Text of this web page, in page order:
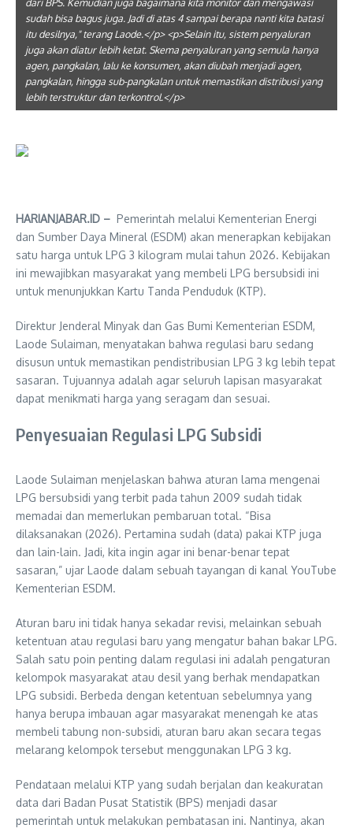
sudah bisa bagus juga. Jadi di atas 4 sampai berapa nanti kita batasi
itu desilnya," terang Laode.</p> <p>Selain itu, sistem penyaluran
juga akan diatur lebih ketat. Skema penyaluran yang semula hanya
agen, pangkalan, lalu ke konsumen, akan diubah menjadi agen,
pangkalan, hingga sub-pangkalan untuk memastikan distribusi yang
lebih terstruktur dan terkontrol.</p>
HARIANJABAR.ID – Pemerintah melalui Kementerian Energi
dan Sumber Daya Mineral (ESDM) akan menerapkan kebijakan
satu harga untuk LPG 3 kilogram mulai tahun 2026. Kebijakan
ini mewajibkan masyarakat yang membeli LPG bersubsidi ini
untuk menunjukkan Kartu Tanda Penduduk (KTP).
Direktur Jenderal Minyak dan Gas Bumi Kementerian ESDM,
Laode Sulaiman, menyatakan bahwa regulasi baru sedang
disusun untuk memastikan pendistribusian LPG 3 kg lebih tepat
sasaran. Tujuannya adalah agar seluruh lapisan masyarakat
dapat menikmati harga yang seragam dan sesuai.
Penyesuaian Regulasi LPG Subsidi
Laode Sulaiman menjelaskan bahwa aturan lama mengenai
LPG bersubsidi yang terbit pada tahun 2009 sudah tidak
memadai dan memerlukan pembaruan total. “Bisa
dilaksanakan (2026). Pertamina sudah (data) pakai KTP juga
dan lain-lain. Jadi, kita ingin agar ini benar-benar tepat
sasaran,” ujar Laode dalam sebuah tayangan di kanal YouTube
Kementerian ESDM.
Aturan baru ini tidak hanya sekadar revisi, melainkan sebuah
ketentuan atau regulasi baru yang mengatur bahan bakar LPG.
Salah satu poin penting dalam regulasi ini adalah pengaturan
kelompok masyarakat atau desil yang berhak mendapatkan
LPG subsidi. Berbeda dengan ketentuan sebelumnya yang
hanya berupa imbauan agar masyarakat menengah ke atas
membeli tabung non-subsidi, aturan baru akan secara tegas
melarang kelompok tersebut menggunakan LPG 3 kg.
Pendataan melalui KTP yang sudah berjalan dan keakuratan
data dari Badan Pusat Statistik (BPS) menjadi dasar
pemerintah untuk melakukan pembatasan ini. Nantinya, akan